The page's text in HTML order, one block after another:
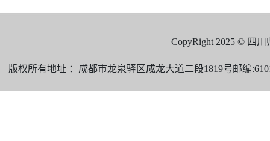
CopyRight 2025 ©
版权所有地址 ：成都市龙泉驿区成龙大道二段1819号邮编